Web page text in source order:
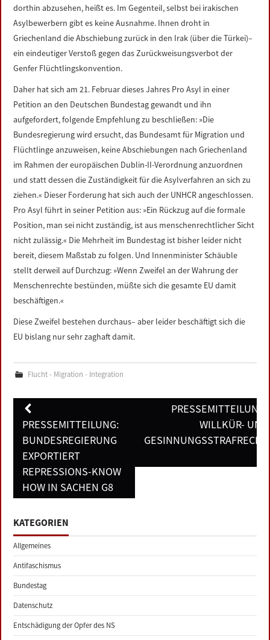
dorthin abzusehen, heißt es. Im Gegenteil, selbst bei irakischen
Asylbewerbern gibt es keine Ausnahme. Ihnen droht in
Griechenland die Abschiebung zurück in den Irak (über die Türkei)–
ein eindeutiger Verstoß gegen das Zurückweisungsverbot der
Genfer Flüchtlingskonvention.
Daher hat sich am 21. Februar dieses Jahres Pro Asyl in einer
Petition an den Deutschen Bundestag gewandt und ihn
aufgefordert, folgende Empfehlung zu beschließen: »Die
Bundesregierung wird ersucht, das Bundesamt für Migration und
Flüchtlinge anzuweisen, keine Abschiebungen nach Griechenland
im Rahmen der europäischen Dublin-II-Verordnung anzuordnen
und statt dessen die Zuständigkeit für die Asylverfahren an sich zu
ziehen.« Dieser Forderung hat sich auch der UNHCR angeschlossen.
Pro Asyl führt in seiner Petition aus: »Ein Rückzug auf die formale
Position, man sei nicht zuständig, ist aus menschenrechtlicher Sicht
nicht zulässig.« Die Mehrheit im Bundestag ist bisher leider nicht
bereit, diesem Maßstab zu folgen. Und Innenminister Schäuble
stellt derweil auf Durchzug: »Wenn Zweifel an der Wahrung der
Menschenrechte bestünden, müßte sich die gesamte EU damit
beschäftigen.«
Diese Zweifel bestehen durchaus– aber leider beschäftigt sich die
EU bislang nur sehr zaghaft damit.
Flucht - Migration - Integration
Post
navigation
PRESSEMITTEILUNG:
BUNDESREGIERUNG
EXPORTIERT
REPRESSIONS-KNOW
HOW IN SACHEN G8
PRESSEMITTEILUNG:
WILLKÜR- UND
GESINNUNGSSTRAFRECHT
KATEGORIEN
Allgemeines
Antifaschismus
Bundestag
Datenschutz
Entschädigung der Opfer des NS